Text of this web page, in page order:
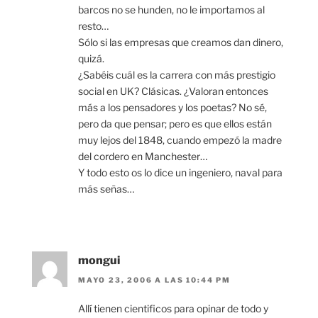
barcos no se hunden, no le importamos al
resto…
Sólo si las empresas que creamos dan dinero,
quizá.
¿Sabéis cuál es la carrera con más prestigio
social en UK? Clásicas. ¿Valoran entonces
más a los pensadores y los poetas? No sé,
pero da que pensar; pero es que ellos están
muy lejos del 1848, cuando empezó la madre
del cordero en Manchester…
Y todo esto os lo dice un ingeniero, naval para
más señas…
mongui
MAYO 23, 2006 A LAS 10:44 PM
Allí tienen cientificos para opinar de todo y